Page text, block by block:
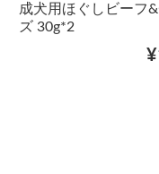
成犬用ほぐしビーフ
ズ 30g*2